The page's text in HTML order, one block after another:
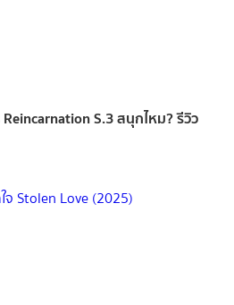
S.3 สนุกไหม? รีวิว